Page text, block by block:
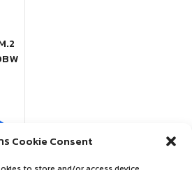
ร Cookie Consent